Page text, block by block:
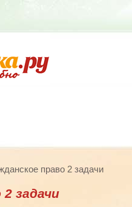
право 2 задачи
задачи